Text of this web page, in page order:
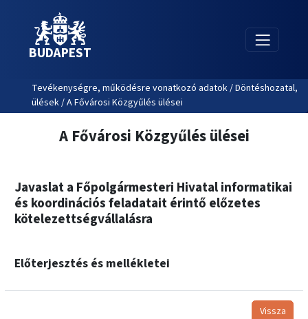
BUDAPEST
Tevékenységre, működésre vonatkozó adatok / Döntéshozatal,
ülések / A Fővárosi Közgyűlés ülései
A Fővárosi Közgyűlés ülései
Javaslat a Főpolgármesteri Hivatal informatikai
és koordinációs feladatait érintő előzetes
kötelezettségvállalásra
Előterjesztés és mellékletei
Vissza